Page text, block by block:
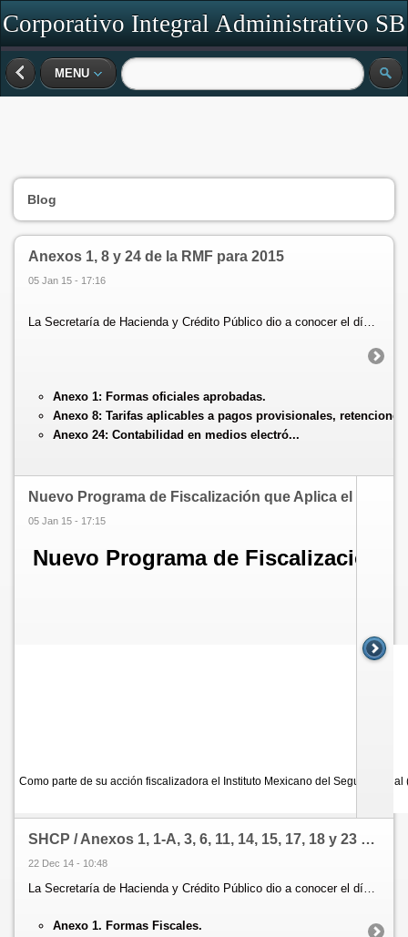
Corporativo Integral Administrativo SB
MENU
Blog
Anexos 1, 8 y 24 de la RMF para 2015
05 Jan 15 - 17:16
La Secretaría de Hacienda y Crédito Público dio a conocer el día de hoy (5 de enero) a través del Diario Oficial de la Federación (DOF), los Anexos 1, 8 y 24 de la Resolución Miscelánea Fiscal para 2015, publicada el 30 de diciembre de 2014, que contemplan:
Anexo 1: Formas oficiales aprobadas.
Anexo 8: Tarifas aplicables a pagos provisionales,
Anexo 24: Contabilidad en medios electró...
05 Jan 15 - 17:15
Nuevo Programa de Fiscalización
Como parte de su acción fiscalizadora el Instituto Mexicano del Seguro
SHCP / Anexos 1, 1-A, 3, 6, 11, 14, 15, 17, 18 y 23 de la Séptima Resolución de Modificaciones a la RMF para 2014
22 Dec 14 - 10:48
La Secretaría de Hacienda y Crédito Público dio a conocer el día de hoy (22 de diciembre) a través del Diario Oficial de la Federación (DOF), los Anexos 1, 1-A, 3, 6, 11, 14, 15, 17, 18 y 23 de la Séptima Resolución de Modificaciones a la Resolución Miscelánea Fiscal para 2014, publicada el 18 de diciembre de 2014, que contemplan:
Anexo 1. Formas Fiscales.